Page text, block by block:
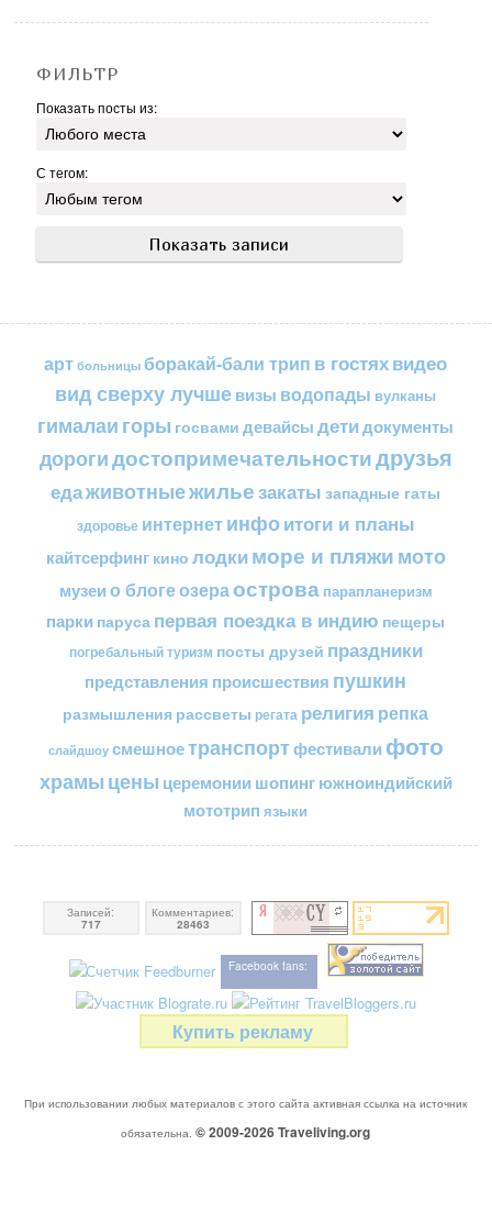
ФИЛЬТР
Показать посты из:
С тегом:
арт больницы боракай-бали трип в гостяхвидео
вид сверху лучшевизы водопады вулканы
гималаи горы госвами девайсы детидокументы
дорогидостопримечательностидрузья
едаживотныежильезакаты западные гаты
здоровье интернетинфоитоги и планы
кайтсерфинг кино лодкиморе и пляжимото
музеи о блогеозераострова парапланеризм
парки паруса первая поездка в индию пещеры
погребальный туризм посты друзей праздники
представления происшествия пушкин
размышления рассветы регата религия репка
слайдшоу смешноетранспортфестивали фото
храмы цены церемонии шопингюжноиндийский
мототрип языки
Записей:
717
Комментариев:
28463
Facebook fans:
Купить рекламу
При использовании любых материалов с этого сайта активная ссылка на источник
обязательна. © 2009-2026Traveliving.org